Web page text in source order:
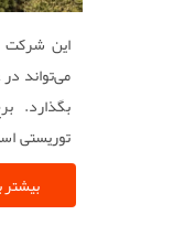
این شرکت
می‌تواند
بگذارد.
توریستی
آینده در
بیشتر